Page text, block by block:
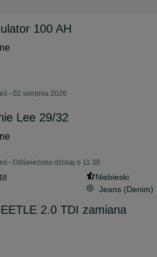
100 AH
- 02 sierpnia 2026
Lee 29/32
- Odświeżono dzisiaj o 11:38
Niebieski
Jeans (Denim)
2.0 TDI zamiana